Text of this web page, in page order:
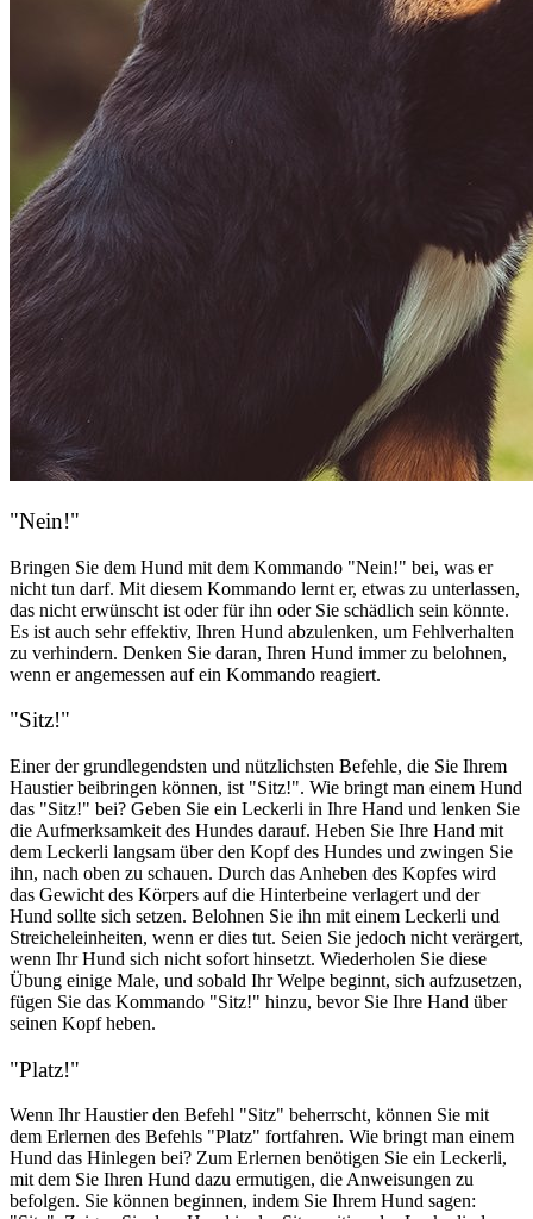
"Nein!"
Bringen Sie dem Hund mit dem Kommando "Nein!" bei, was er
nicht tun darf. Mit diesem Kommando lernt er, etwas zu unterlassen,
das nicht erwünscht ist oder für ihn oder Sie schädlich sein könnte.
Es ist auch sehr effektiv, Ihren Hund abzulenken, um Fehlverhalten
zu verhindern. Denken Sie daran, Ihren Hund immer zu belohnen,
wenn er angemessen auf ein Kommando reagiert.
"Sitz!"
Einer der grundlegendsten und nützlichsten Befehle, die Sie Ihrem
Haustier beibringen können, ist "Sitz!". Wie bringt man einem Hund
das "Sitz!" bei? Geben Sie ein Leckerli in Ihre Hand und lenken Sie
die Aufmerksamkeit des Hundes darauf. Heben Sie Ihre Hand mit
dem Leckerli langsam über den Kopf des Hundes und zwingen Sie
ihn, nach oben zu schauen. Durch das Anheben des Kopfes wird
das Gewicht des Körpers auf die Hinterbeine verlagert und der
Hund sollte sich setzen. Belohnen Sie ihn mit einem Leckerli und
Streicheleinheiten, wenn er dies tut. Seien Sie jedoch nicht verärgert,
wenn Ihr Hund sich nicht sofort hinsetzt. Wiederholen Sie diese
Übung einige Male, und sobald Ihr Welpe beginnt, sich aufzusetzen,
fügen Sie das Kommando "Sitz!" hinzu, bevor Sie Ihre Hand über
seinen Kopf heben.
"Platz!"
Wenn Ihr Haustier den Befehl "Sitz" beherrscht, können Sie mit
dem Erlernen des Befehls "Platz" fortfahren. Wie bringt man einem
Hund das Hinlegen bei? Zum Erlernen benötigen Sie ein Leckerli,
mit dem Sie Ihren Hund dazu ermutigen, die Anweisungen zu
befolgen. Sie können beginnen, indem Sie Ihrem Hund sagen: